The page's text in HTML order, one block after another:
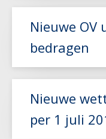
Lees meer
Nieuwe OV
bedragen
Lees meer
Nieuwe
per 1 juli